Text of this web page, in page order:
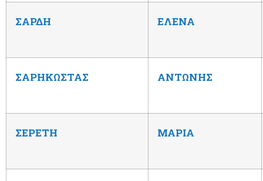
ΣΑΡΔΗ ΕΛΕΝΑ
ΣΑΡΗΚΩΣΤΑΣ ΑΝΤΩΝΗΣ
ΣΕΡΕΤΗ ΜΑΡΙΑ